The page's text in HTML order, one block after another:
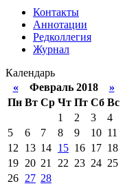
Контакты
Аннотации
Редколлегия
Журнал
Календарь
«Февраль 2018 »
Пн Вт Ср Чт Пт Сб Вс
1
2 3
4
5
6 7 8 9 10 11
12
13 14 15 16 17 18
19 20 21 22 23 24 25
26 27 28